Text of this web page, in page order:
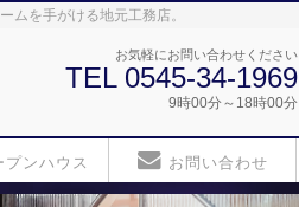
ムを手がける地元工務店。
お気軽にお問い合わせください
TEL 0545-34-1969
9時00分～18時00分
プンハウス お問い合わせ